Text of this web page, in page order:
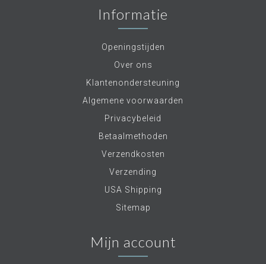
Informatie
Openingstijden
Over ons
Klantenondersteuning
Algemene voorwaarden
Privacybeleid
Betaalmethoden
Verzendkosten
Verzending
USA Shipping
Sitemap
Mijn account